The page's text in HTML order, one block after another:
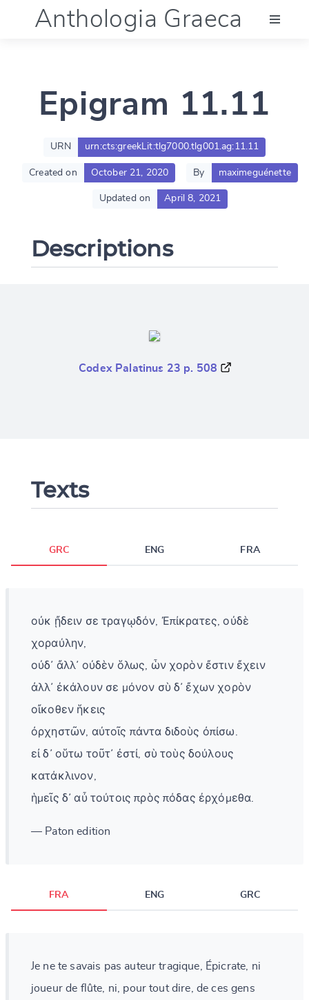
Anthologia Graeca
Language (en)
Documentation
Epigram 11.11
URN urn:cts:greekLit:tlg7000.tlg001.ag:11.11
Created on October 21, 2020 By maximeguénette
Updated on April 8, 2021
Descriptions
Codex Palatinus 23 p. 508
Texts
GRC ENG FRA
οὐκ ᾔδειν σε τραγῳδόν, Ἐπίκρατες, οὐδὲ
χοραύλην,
οὐδ᾽ ἄλλ᾽ οὐδὲν ὅλως, ὧν χορὸν ἔστιν ἔχειν
ἀλλ᾽ ἐκάλουν σε μόνον σὺ δ᾽ ἔχων χορὸν
οἴκοθεν ἥκεις
ὀρχηστῶν, αὐτοῖς πάντα διδοὺς ὀπίσω.
εἰ δ᾽ οὕτω τοῦτ᾽ ἐστί, σὺ τοὺς δούλους
κατάκλινον,
ἡμεῖς δ᾽ αὖ τούτοις πρὸς πόδας ἐρχόμεθα.
— Paton edition
FRA ENG GRC
Je ne te savais pas auteur tragique, Épicrate, ni
joueur de flûte, ni, pour tout dire, de ces gens